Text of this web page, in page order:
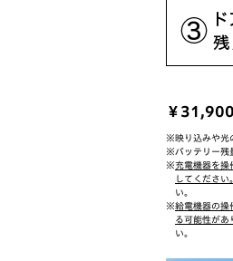
￥31,900
※映り込みや光
※バッテリー残
※充電機器を操
してください
い。
※給電機器の操
る可能性があ
い。